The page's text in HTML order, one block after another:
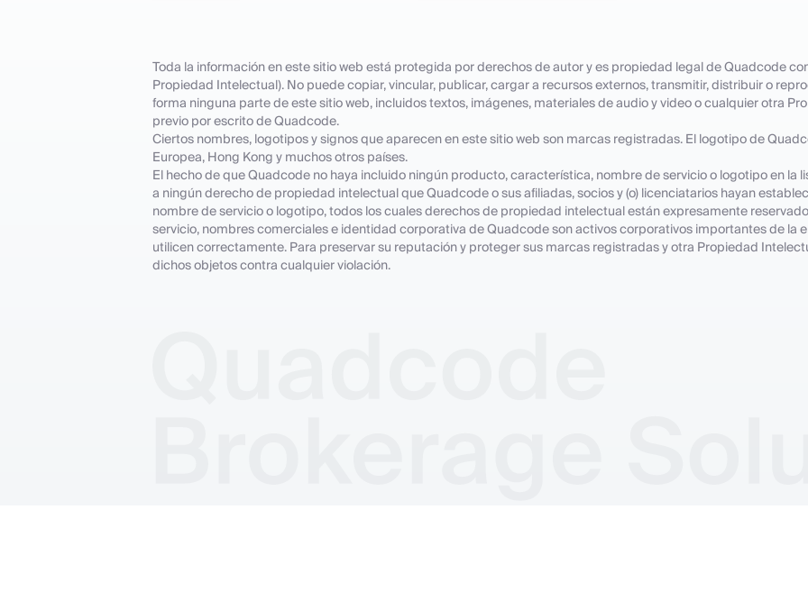
Toda la información en este sitio web está protegida por derechos de autor y es propiedad legal de Quadcode
Propiedad Intelectual). No puede copiar, vincular, publicar, cargar a recursos externos, transmitir, distribuir o
forma ninguna parte de este sitio web, incluidos textos, imágenes, materiales de audio y video o cualquier otra
previo por escrito de Quadcode.
Ciertos nombres, logotipos y signos que aparecen en este sitio web son marcas registradas. El logotipo de
Europea, Hong Kong y muchos otros países.
El hecho de que Quadcode no haya incluido ningún producto, característica, nombre de servicio o logotipo en la
a ningún derecho de propiedad intelectual que Quadcode o sus afiliadas, socios y (o) licenciatarios hayan
nombre de servicio o logotipo, todos los cuales derechos de propiedad intelectual están expresamente
servicio, nombres comerciales e identidad corporativa de Quadcode son activos corporativos importantes de la
utilicen correctamente. Para preservar su reputación y proteger sus marcas registradas y otra Propiedad
dichos objetos contra cualquier violación.